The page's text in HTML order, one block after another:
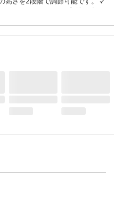
下有効内寸
面高さ2段階調整可、通気性抜群
約23kg、お客様組み立て品